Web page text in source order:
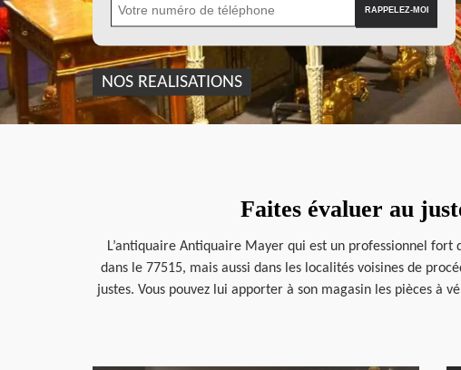
NOS REALISATIONS
Faites évaluer au
L’antiquaire Antiquaire Mayer qui est un professionnel fort
dans le 77515, mais aussi dans les localités voisines de
justes. Vous pouvez lui apporter à son magasin les pièces à